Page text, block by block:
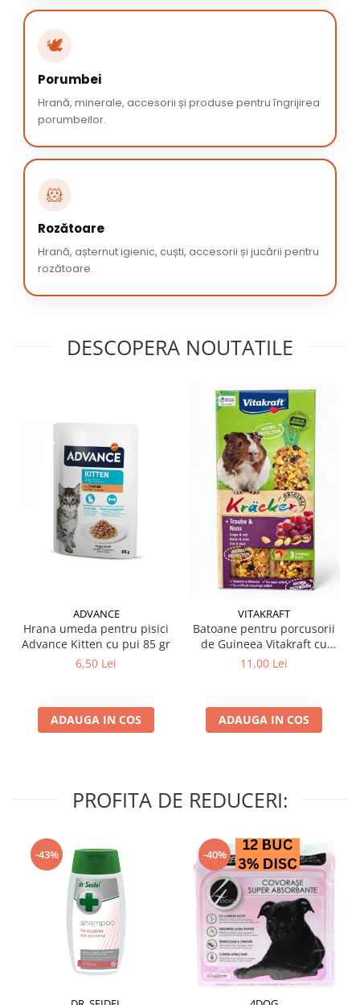
🕊️
Porumbei
Hrană, minerale, accesorii și produse pentru îngrijirea
porumbeilor.
🐹
Rozătoare
Hrană, așternut igienic, cuști, accesorii și jucării pentru
rozătoare.
DESCOPERA NOUTATILE
ADVANCE
Hrana umeda pentru pisici
Advance Kitten cu pui 85 gr
6,50 Lei
ADAUGA IN COS
VITAKRAFT
Batoane pentru porcusorii
de Guineea Vitakraft cu
struguri & nuci 2 buc
11,00 Lei
ADAUGA IN COS
PROFITA DE REDUCERI:
-43% -40%